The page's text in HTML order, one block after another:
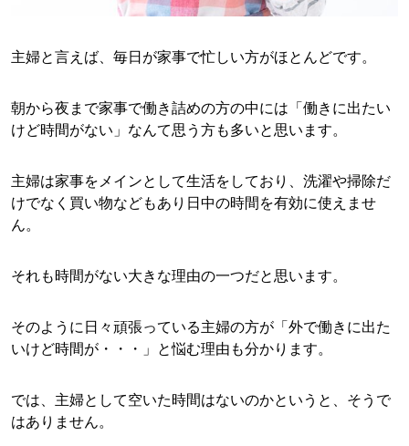
主婦と言えば、毎日が家事で忙しい方がほとんどです。
朝から夜まで家事で働き詰めの方の中には「働きに出たい
けど時間がない」なんて思う方も多いと思います。
主婦は家事をメインとして生活をしており、洗濯や掃除だ
けでなく買い物などもあり日中の時間を有効に使えませ
ん。
それも時間がない大きな理由の一つだと思います。
そのように日々頑張っている主婦の方が「外で働きに出た
いけど時間が・・・」と悩む理由も分かります。
では、主婦として空いた時間はないのかというと、そうで
はありません。